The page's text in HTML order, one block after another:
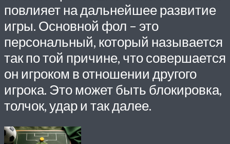
повлияет на дальнейшее развитие
игры. Основной фол – это
персональный, который называется
так по той причине, что совершается
он игроком в отношении другого
игрока. Это может быть блокировка,
толчок, удар и так далее.